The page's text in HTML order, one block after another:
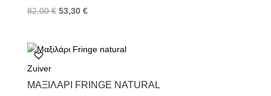
82,00€ 53,30 €
Zuiver
ΜΑΞΙΛΆΡΙ FRINGE NATURAL